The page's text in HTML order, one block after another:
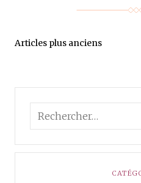
Articles plus anciens